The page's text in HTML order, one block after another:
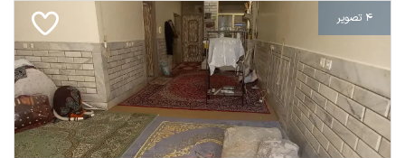
4 تصویر